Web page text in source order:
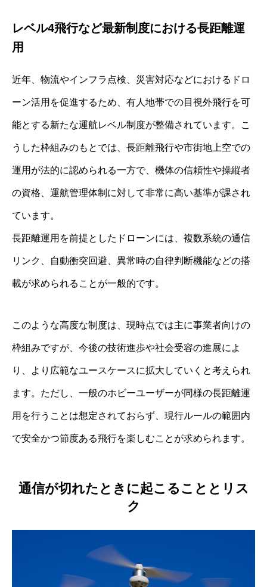
レベル4飛行など最新制度における長距離運
用
近年、物流やインフラ点検、災害対応などにおけるドロ
ーン活用を促進するため、有人地帯での目視外飛行を可
能とする新たな運航レベル制度が整備されています。こ
うした枠組みのもとでは、長距離飛行や市街地上空での
運用が法的に認められる一方で、機体の信頼性や操縦者
の資格、運航管理体制に対して非常に高い基準が課され
ています。
長距離運用を前提としたドローンには、複数系統の通信
リンク、自動衝突回避、異常時の自律判断機能などの搭
載が求められることが一般的です。
このような高度な制度は、現時点では主に事業者向けの
枠組みですが、今後の技術進歩や社会受容の進展によ
り、より広範なユースケースに拡大していくと考えられ
ます。ただし、一般のホビーユーザーが同様の長距離運
用を行うことは想定されておらず、現行ルールの範囲内
で安全かつ節度ある飛行を楽しむことが求められます。
通信が切れたときに起こることとリス
ク